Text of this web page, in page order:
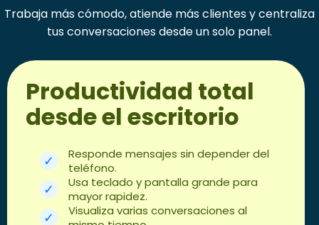
Trabaja más cómodo, atiende más clientes y centraliza
tus conversaciones desde un solo panel.
Productividad total
desde el escritorio
Responde mensajes sin depender del
teléfono.
Usa teclado y pantalla grande para
mayor rapidez.
Visualiza varias conversaciones al